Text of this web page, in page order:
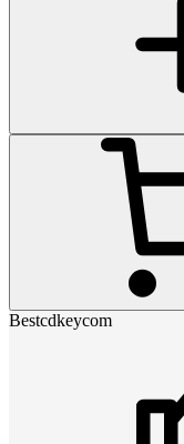
Bestcdkeycom